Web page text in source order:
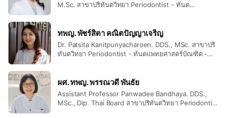
M.Sc. สาขาปริทันตวิทยา Periodontist - ทันต
สหรัฐอเมริกา - ประกาศนียบัตรบัณฑิต สาขาปริทันตวิทยา
มหาวิทยาลัยมิชิแกน สหรัฐอเมริกา - วิทยาศาสตร์มหา
บัณฑิต สาขาปริทันตวิทยา มหาวิทยาลัยมิชิแกน
สหรัฐอเมริกา - อนุมัติบัตรสาขาปริทันตวิทยาและรากฟัน
•Doctor of Dental Surgery, Faculty of Dentistry,
Chiang Mai University, Thailand •Postgraduate
Program, University of Michigan School of
Dentistry, Ann Arbor, Michigan, USA •Master of
ทพญ. พัชร์สิตา คณิตปัญญาเจริญ
Dr. Patsita Kanitpunyacharoen. DDS., MSc. สาขาปริ
ทันตวิทยา Periodontist - ทันตแพทยศาสตร์บัณฑิต -
ผศ. ทพญ. พรรณวดี พันธัย
Assistant Professor Panwadee Bandhaya. DDS.,
MSc., Dip. Thai Board สาขาปริทันตวิทยา Periodontist